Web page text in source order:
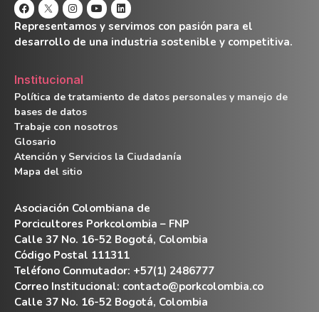
Representamos y servimos con pasión para el
desarrollo de una industria sostenible y competitiva.
Institucional
Política de tratamiento de datos personales y manejo de
bases de datos
Trabaje con nosotros
Glosario
Atención y Servicios la Ciudadanía
Mapa del sitio
Asociación Colombiana de
Porcicultores Porkcolombia – FNP
Calle 37 No. 16-52 Bogotá, Colombia
Código Postal 111311
Teléfono Conmutador: +57(1) 2486777
Correo Institucional: contacto@porkcolombia.co
Calle 37 No. 16-52 Bogotá, Colombia